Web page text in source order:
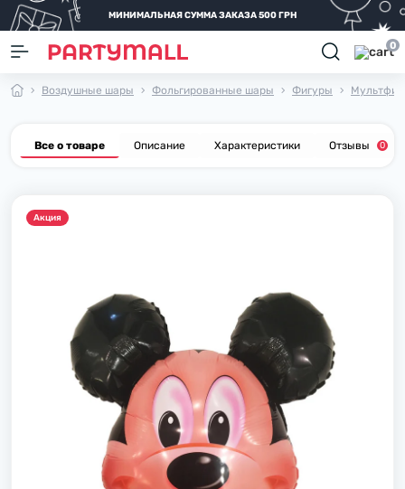
МИНИМАЛЬНАЯ СУММА ЗАКАЗА 500 ГРН
0
Воздушные шары Фольгированные шары Фигуры
Все о товаре Описание Характеристики Отзывы 0
Акция